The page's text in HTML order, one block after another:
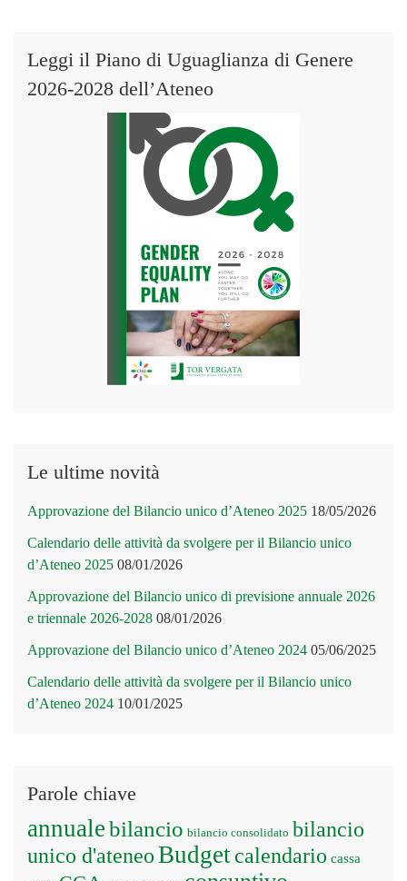
Leggi il Piano di Uguaglianza di Genere
2026-2028 dell’Ateneo
Le ultime novità
Approvazione del Bilancio unico d’Ateneo 2025 18/05/2026
Calendario delle attività da svolgere per il Bilancio unico
d’Ateneo 2025 08/01/2026
Approvazione del Bilancio unico di previsione annuale 2026
e triennale 2026-2028 08/01/2026
Approvazione del Bilancio unico d’Ateneo 2024 05/06/2025
Calendario delle attività da svolgere per il Bilancio unico
d’Ateneo 2024 10/01/2025
Parole chiave
annualebilancio bilancio consolidato bilancio
unico d'ateneoBudgetcalendario cassa